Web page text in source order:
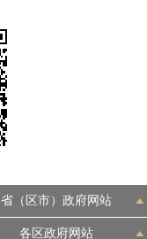
图说互动
省（区市）政府网站
各区政府网站